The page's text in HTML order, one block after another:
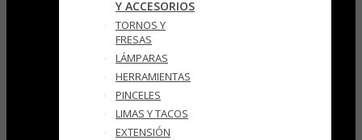
Y ACCESORIOS
TORNOS Y
FRESAS
LÁMPARAS
HERRAMIENTAS
PINCELES
LIMAS Y TACOS
EXTENSIÓN